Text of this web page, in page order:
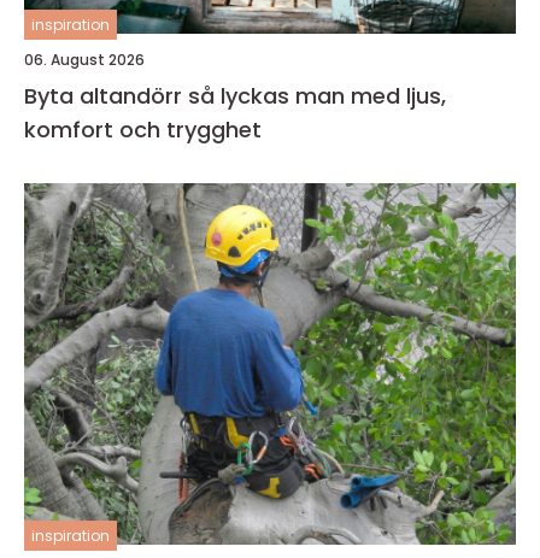
inspiration
06. August 2026
Byta altandörr så lyckas man med ljus,
komfort och trygghet
inspiration